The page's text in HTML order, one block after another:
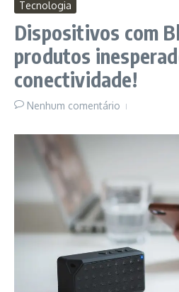
Tecnologia
Dispositivos com
produtos
conectividade!
Nenhum comentário